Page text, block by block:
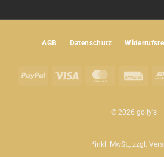
AGB Datenschutz
PayPal Visa
© 2026 golly's
*inkl. MwSt., zzgl.